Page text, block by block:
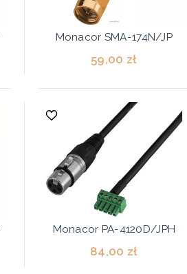
Monacor SMA-174N/JP
59,00 zł
Monacor PA-4120D/JPH
84,00 zł